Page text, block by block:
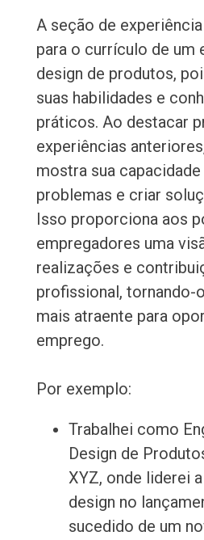
A seção de
para o currículo de um
design de produtos,
suas habilidades e
práticos. Ao destacar
experiências
mostra sua
problemas e criar
Isso proporciona aos
empregadores uma
realizações e
profissional, tornando-
mais atraente para
emprego.
Por exemplo:
Trabalhei como
Design de
XYZ, onde liderei
design no
sucedido de um